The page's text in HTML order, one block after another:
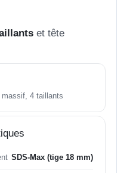
et tête
massif, 4 taillants
SDS-Max (tige 18 mm)